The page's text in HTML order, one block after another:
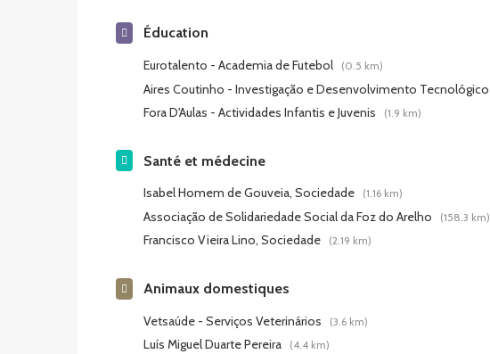
Éducation
Eurotalento - Academia de Futebol (0.5 km)
Aires Coutinho - Investigação e Desenvolvimento Tecnológico
Fora D'Aulas - Actividades Infantis e Juvenis (1.9 km)
Santé et médecine
Isabel Homem de Gouveia, Sociedade (1.16 km)
Associação de Solidariedade Social da Foz do Arelho (158.3 km)
Francisco Vieira Lino, Sociedade (2.19 km)
Animaux domestiques
Vetsaúde - Serviços Veterinários (3.6 km)
Luís Miguel Duarte Pereira (4.4 km)